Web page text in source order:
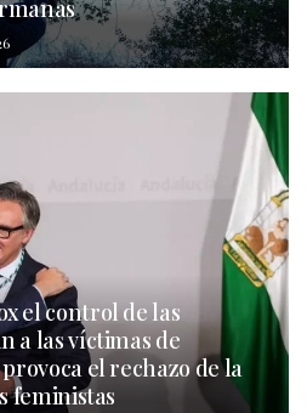
el control de las
a las víctimas de
el rechazo de la
feministas